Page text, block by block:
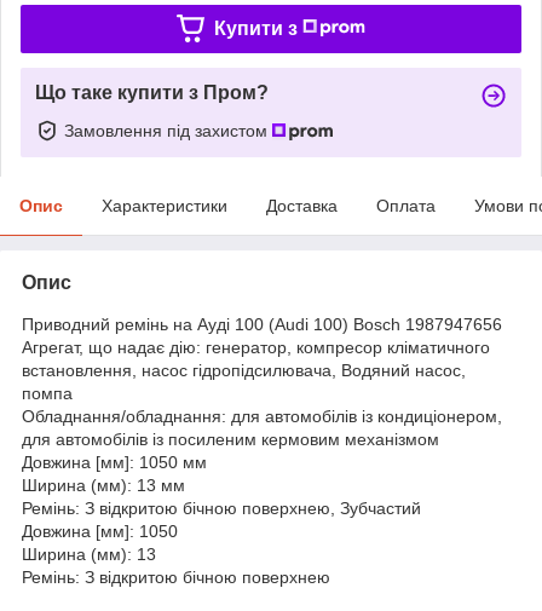
Купити з
Що таке купити з Пром?
Замовлення під захистом
Опис Характеристики Доставка Оплата Умови
Опис
Приводний ремінь на Ауді 100 (Audi 100) Bosch 1987947656
Агрегат, що надає дію: генератор, компресор кліматичного
встановлення, насос гідропідсилювача, Водяний насос,
помпа
Обладнання/обладнання: для автомобілів із кондиціонером,
для автомобілів із посиленим кермовим механізмом
Довжина [мм]: 1050 мм
Ширина (мм): 13 мм
Ремінь: З відкритою бічною поверхнею, Зубчастий
Довжина [мм]: 1050
Ширина (мм): 13
Ремінь: З відкритою бічною поверхнею